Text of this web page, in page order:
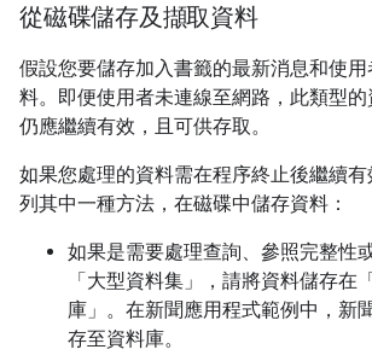
從磁碟儲存及擷取資料
假設您要儲存加入書籤的最新消息和使
料。即便使用者未連線至網路，此類型
仍應繼續有效，且可供存取。
如果您處理的資料需在程序終止後繼續
列其中一種方法，在磁碟中儲存資料：
如果是需要處理查詢、參照完整性
「大型資料集」
，請將資料儲存在
庫」 。在新聞應用程式範例中，新
存至資料庫。